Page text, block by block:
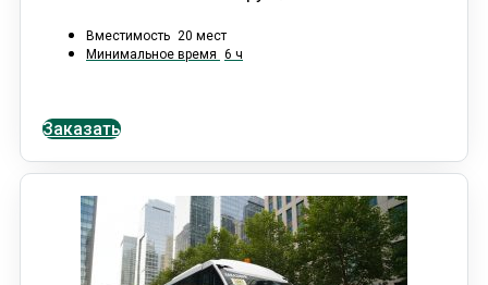
Вместимость 20 мест
Минимальное время 6 ч
Заказать